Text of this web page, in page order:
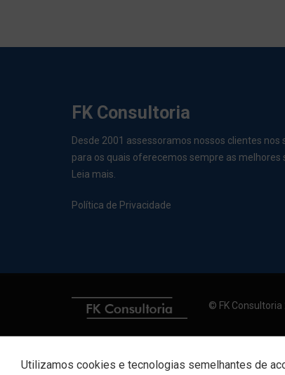
Utilizamos cookies e tecnologias semelhantes de
FK Consultoria
Desde 2001 assessoramos nossos clientes nos
para os quais oferecemos sempre as melhores
Leia mais.
Política de Privacidade
© FK Consultoria